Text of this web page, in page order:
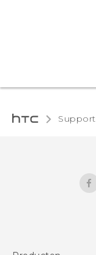
Support